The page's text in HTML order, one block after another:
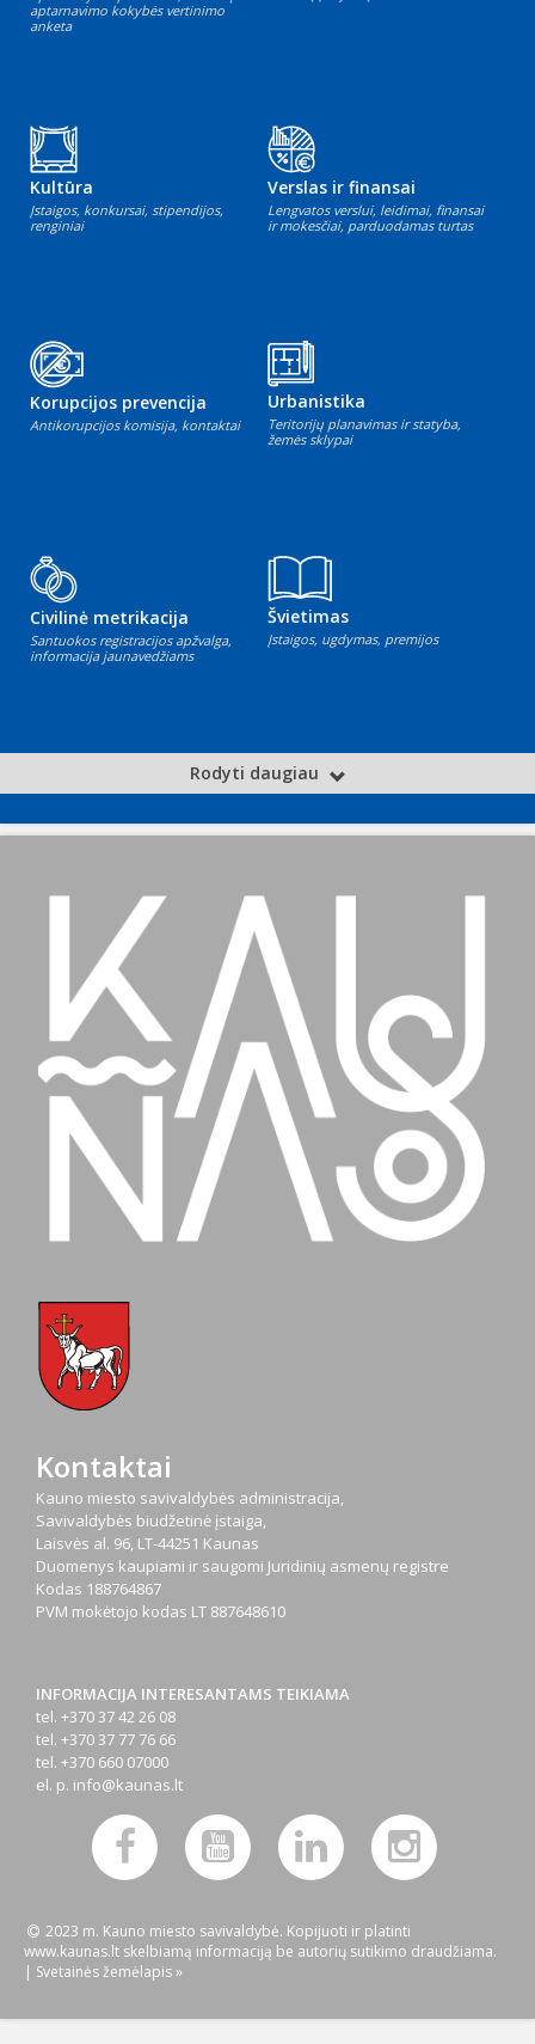
aptarnavimo kokybės vertinimo
anketa
Kultūra
Įstaigos, konkursai, stipendijos,
renginiai
Verslas ir finansai
Lengvatos verslui, leidimai, finansai
ir mokesčiai, parduodamas turtas
Korupcijos prevencija
Antikorupcijos komisija, kontaktai
Urbanistika
Teritorijų planavimas ir statyba,
žemės sklypai
Civilinė metrikacija
Santuokos registracijos apžvalga,
informacija jaunavedžiams
Švietimas
Įstaigos, ugdymas, premijos
Rodyti daugiau
Kontaktai
Kauno miesto savivaldybės administracija,
Savivaldybės biudžetinė įstaiga,
Laisvės al. 96, LT-44251 Kaunas
Duomenys kaupiami ir saugomi Juridinių asmenų registre
Kodas 188764867
PVM mokėtojo kodas LT 887648610
INFORMACIJA INTERESANTAMS TEIKIAMA
tel. +370 37 42 26 08
tel. +370 37 77 76 66
tel. +370 660 07000
el. p. info@kaunas.lt
2023 m. Kauno miesto savivaldybė. Kopijuoti ir platinti
www.kaunas.lt skelbiamą informaciją be autorių sutikimo draudžiama.
| Svetainės žemėlapis »